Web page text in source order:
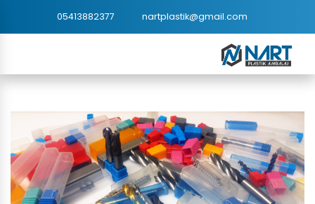
05413882377 nartplastik@gmail.com